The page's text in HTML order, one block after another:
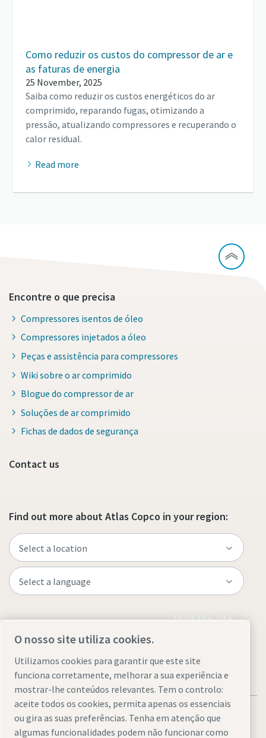
Como reduzir os custos do compressor de ar e
as faturas de energia
25 November, 2025
Saiba como reduzir os custos energéticos do ar
comprimido, reparando fugas, otimizando a
pressão, atualizando compressores e recuperando o
calor residual.
Read more
Encontre o que precisa
Compressores isentos de óleo
Compressores injetados a óleo
Peças e assistência para compressores
Wiki sobre o ar comprimido
Blogue do compressor de ar
Soluções de ar comprimido
Fichas de dados de segurança
Contact us
Find out more about Atlas Copco in your region:
Visit the site
O nosso site utiliza cookies.
Utilizamos cookies para garantir que este site
funciona corretamente, melhorar a sua experiência e
mostrar-lhe conteúdos relevantes. Tem o controlo:
aceite todos os cookies, permita apenas os essenciais
ou gira as suas preferências. Tenha em atenção que
algumas funcionalidades podem não funcionar como